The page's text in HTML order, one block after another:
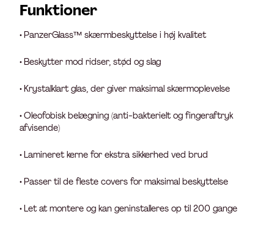
Funktioner
• PanzerGlass™ skærmbeskyttelse i høj kvalitet
• Beskytter mod ridser, stød og slag
• Krystalklart glas, der giver maksimal skærmoplevelse
• Oleofobisk belægning (anti-bakterielt og fingeraftryk
afvisende)
• Lamineret kerne for ekstra sikkerhed ved brud
• Passer til de fleste covers for maksimal beskyttelse
• Let at montere og kan geninstalleres op til 200 gange